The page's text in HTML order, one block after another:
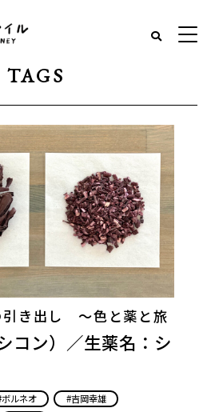
TAGS
引き出し 〜色と薬と旅
コン）／生薬名：シ
ボルネオ
吉岡幸雄